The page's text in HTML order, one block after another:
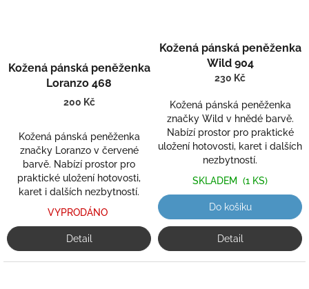
Kožená pánská peněženka
Loranzo 468
200 Kč
Kožená pánská peněženka
značky Loranzo v červené
barvě. Nabízí prostor pro
praktické uložení hotovosti,
karet i dalších nezbytností.
VYPRODÁNO
Detail
Kožená pánská peněženka
Wild 904
230 Kč
Kožená pánská peněženka
značky Wild v hnědé barvě.
Nabízí prostor pro praktické
uložení hotovosti, karet i dalších
nezbytností.
SKLADEM (1 KS)
Do košíku
Detail